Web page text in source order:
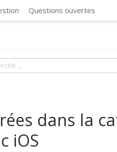
Questions ouvertes
dans la
iOS